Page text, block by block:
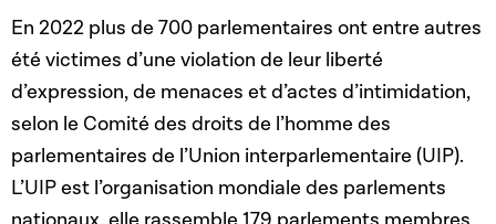
En 2022 plus de 700 parlementaires ont entre autres
été victimes d’une violation de leur liberté
d’expression, de menaces et d’actes d’intimidation,
selon le Comité des droits de l’homme des
parlementaires de l’Union interparlementaire (UIP).
L’UIP est l’organisation mondiale des parlements